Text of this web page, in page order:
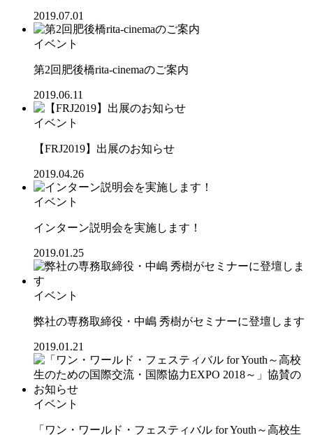
2019.07.01
イベント
第2回肥後橋rita-cinemaのご案内
2019.06.11
イベント
【FRJ2019】出展のお知らせ
2019.04.26
イベント
インターン説明会を実施します！
2019.01.25
イベント
弊社の専務取締役・中嶋 秀樹がセミナーに登壇します
2019.01.21
イベント
「ワン・ワールド・フェスティバル for Youth～高校生